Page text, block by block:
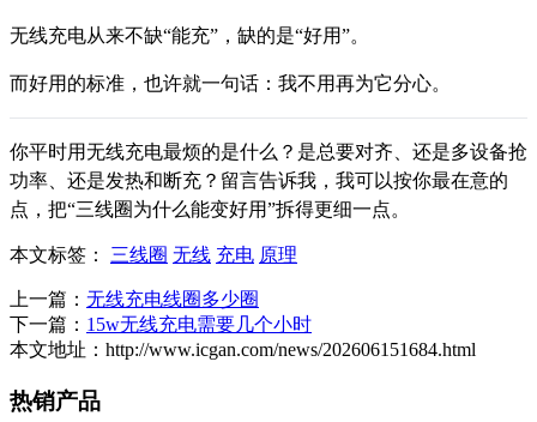
无线充电从来不缺“能充”，缺的是“好用”。
而好用的标准，也许就一句话：我不用再为它分心。
你平时用无线充电最烦的是什么？是总要对齐、还是多设备抢
功率、还是发热和断充？留言告诉我，我可以按你最在意的
点，把“三线圈为什么能变好用”拆得更细一点。
本文标签： 三线圈 无线 充电 原理
上一篇： 无线充电线圈多少圈
下一篇： 15w无线充电需要几个小时
本文地址：http://www.icgan.com/news/202606151684.html
热销产品